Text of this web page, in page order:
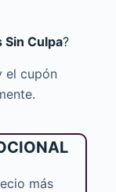
Sin Culpa?
el cupón
más